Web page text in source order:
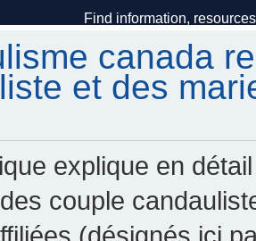
canada
et des
explique en
couple